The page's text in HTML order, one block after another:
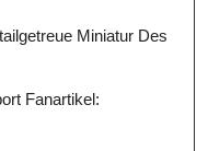
Miniatur Des
Fanartikel: